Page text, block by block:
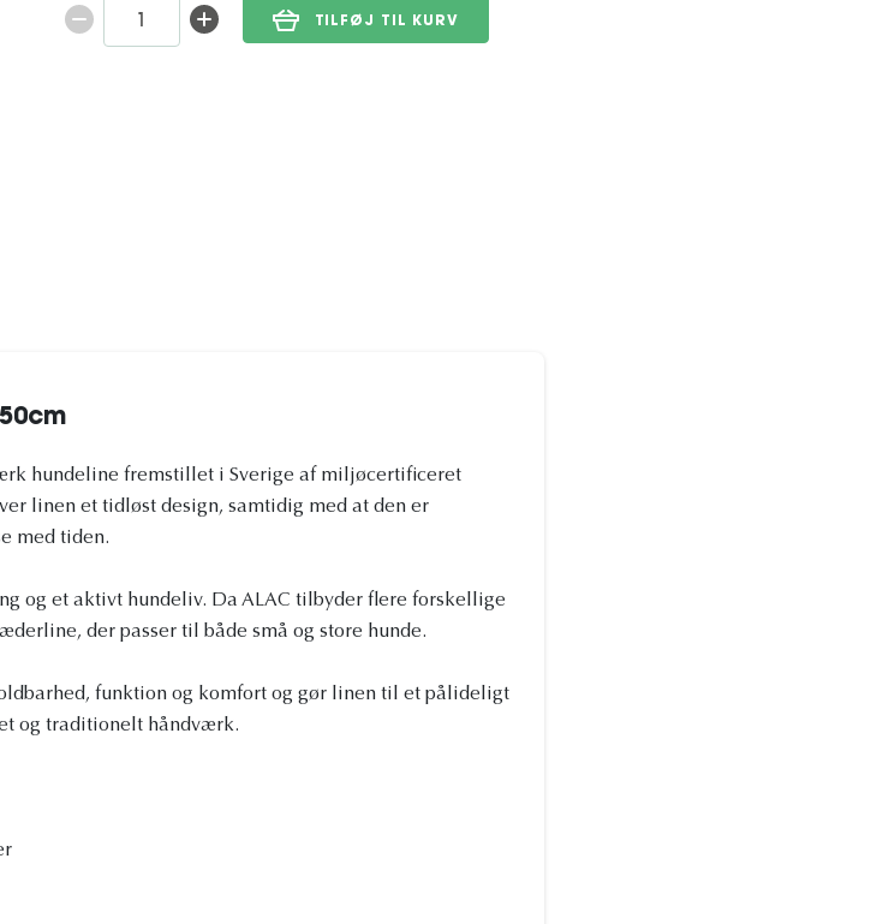
TILFØJ TIL KURV
hundeline fremstillet i Sverige af miljøcertificeret
linen et tidløst design, samtidig med at den er
med tiden.
og et aktivt hundeliv. Da ALAC tilbyder flere forskellige
der passer til både små og store hunde.
funktion og komfort og gør linen til et pålideligt
og traditionelt håndværk.